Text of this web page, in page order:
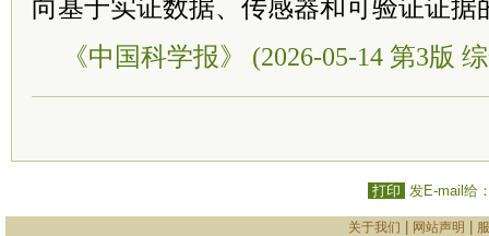
向基于实证数据、传感器和可验证证据
《中国科学报》 (2026-05-14 第3版
打印 发E-mail给
关于我们 网站声明